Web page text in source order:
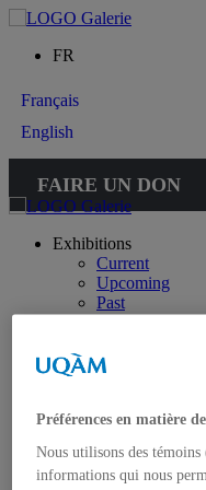
FR
Français
English
FAIRE UN DON
Exhibitions
Current
Upcoming
Past
Public activities
Educational Program
Works from the
Publications
All publications
Préférences en matière
Nous utilisons des
informations qui nous